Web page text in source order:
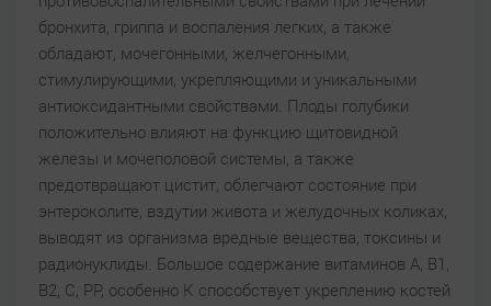
бронхита, гриппа и воспаления легких, а также
обладают, мочегонными, желчегонными,
стимулирующими, укрепляющими и уникальными
антиоксидантными свойствами. Плоды голубики
положительно влияют на функцию щитовидной
железы и мочеполовой системы, а также
предотвращают цистит, облегчают состояние при
энтероколите, вздутии живота и желудочных коликах,
выводят из организма вредные вещества, токсины и
радионуклиды. Большое содержание витаминов А, В1,
В2, C, РР, особенно К способствует укреплению костей